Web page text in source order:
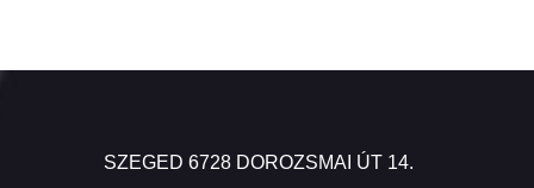
SZEGED 6728 DOROZSMAI ÚT 14.